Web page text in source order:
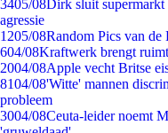
3405/08Dirk sluit supermarkt
agressie
1205/08Random Pics van de
604/08Kraftwerk brengt
2004/08Apple vecht Britse
8104/08'Witte' mannen
probleem
3004/08Ceuta-leider noemt